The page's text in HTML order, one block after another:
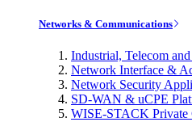
Networks & Communications
Industrial, Telecom
Network Interface &
Network Security
SD-WAN & uCPE
WISE-STACK Private